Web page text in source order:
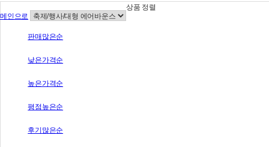
메인으로
상품 정렬
판매많은순
낮은가격순
높은가격순
평점높은순
후기많은순